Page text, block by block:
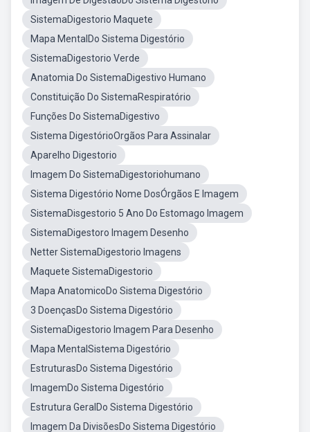
SistemaDigestorio Maquete
Mapa MentalDo Sistema Digestório
SistemaDigestorio Verde
Anatomia Do SistemaDigestivo Humano
Constituição Do SistemaRespiratório
Funções Do SistemaDigestivo
Sistema DigestórioOrgãos Para Assinalar
Aparelho Digestorio
Imagem Do SistemaDigestoriohumano
Sistema Digestório Nome DosÓrgãos E Imagem
SistemaDisgestorio 5 Ano Do Estomago Imagem
SistemaDigestoro Imagem Desenho
Netter SistemaDigestorio Imagens
Maquete SistemaDigestorio
Mapa AnatomicoDo Sistema Digestório
3 DoençasDo Sistema Digestório
SistemaDigestorio Imagem Para Desenho
Mapa MentalSistema Digestório
EstruturasDo Sistema Digestório
ImagemDo Sistema Digestório
Estrutura GeralDo Sistema Digestório
Imagem Da DivisõesDo Sistema Digestório